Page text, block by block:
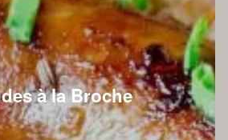
à la Broche